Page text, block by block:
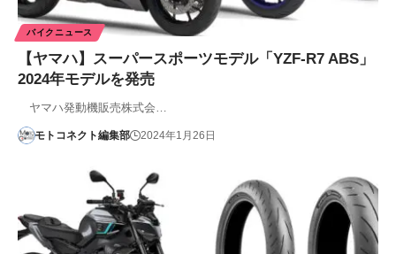
バイクニュース
【ヤマハ】スーパースポーツモデル「YZF-R7 ABS」
2024年モデルを発売
ヤマハ発動機販売株式会…
モトコネクト編集部 2024年1月26日